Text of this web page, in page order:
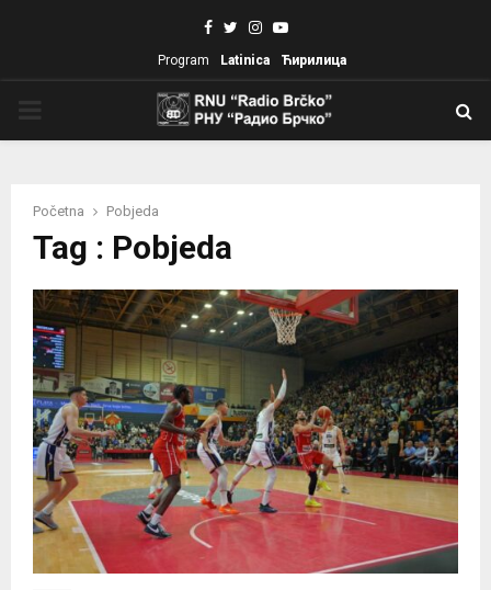
Facebook
TwitterInstagram
Youtube
Program Latinica Ћирилица
Početna Pobjeda
Tag : Pobjeda